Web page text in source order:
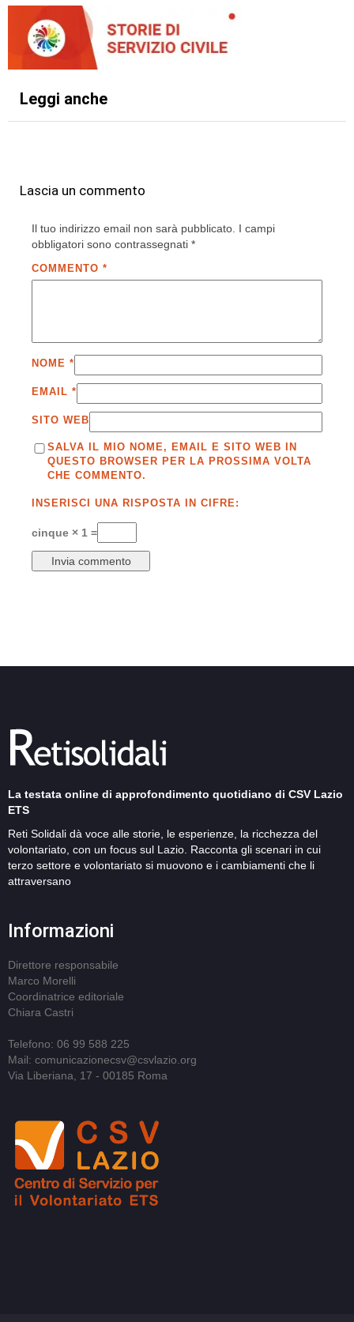
Leggi anche
Lascia un commento
Il tuo indirizzo email non sarà pubblicato. I campi
obbligatori sono contrassegnati *
COMMENTO *
NOME *
EMAIL *
SITO WEB
SALVA IL MIO NOME, EMAIL E SITO WEB IN
QUESTO BROWSER PER LA PROSSIMA VOLTA
CHE COMMENTO.
INSERISCI UNA RISPOSTA IN CIFRE:
cinque × 1 =
La testata online di approfondimento quotidiano di CSV Lazio
ETS
Reti Solidali dà voce alle storie, le esperienze, la ricchezza del
volontariato, con un focus sul Lazio. Racconta gli scenari in cui
terzo settore e volontariato si muovono e i cambiamenti che li
attraversano
Informazioni
Direttore responsabile
Marco Morelli
Coordinatrice editoriale
Chiara Castri
Telefono: 06 99 588 225
Mail: comunicazionecsv@csvlazio.org
Via Liberiana, 17 - 00185 Roma